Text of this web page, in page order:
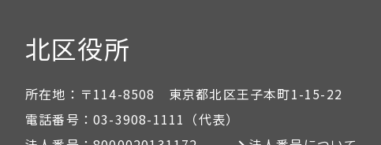
北区役所
所在地： 〒114-8508 東京都北区王子本町1-15-22
電話番号： 03-3908-1111 （代表）